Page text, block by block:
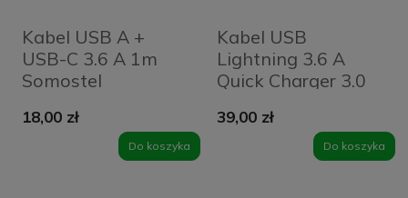
Kabel USB A +
USB-C 3.6 A 1m
Somostel
BW06 niebieski
18,00 zł
Do koszyka
Kabel USB
Lightning 3.6 A
Quick Charger 3.0
POWERLINE SMS-
BW06 czarny
39,00 zł
Do koszyka